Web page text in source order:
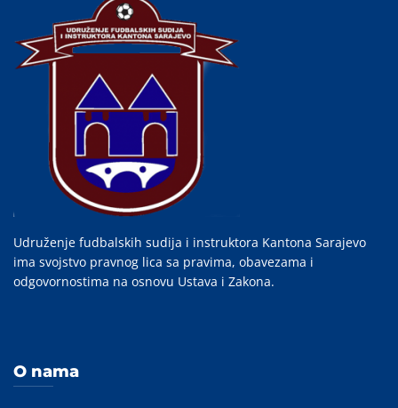
Udruženje fudbalskih sudija i instruktora Kantona Sarajevo
ima svojstvo pravnog lica sa pravima, obavezama i
odgovornostima na osnovu Ustava i Zakona.
O nama